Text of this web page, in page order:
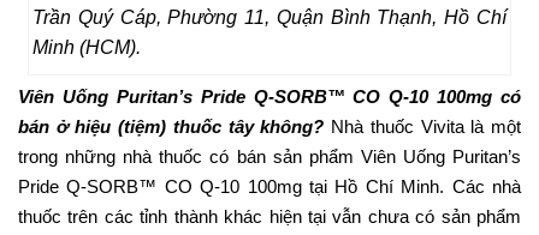
Trần Quý Cáp, Phường 11, Quận Bình Thạnh, Hồ Chí
Minh (HCM).
Viên Uống Puritan’s Pride Q-SORB™ CO Q-10 100mg có
bán ở hiệu (tiệm) thuốc tây không? Nhà thuốc Vivita là một
trong những nhà thuốc có bán sản phẩm Viên Uống Puritan’s
Pride Q-SORB™ CO Q-10 100mg tại Hồ Chí Minh. Các nhà
thuốc trên các tỉnh thành khác hiện tại vẫn chưa có sản phẩm